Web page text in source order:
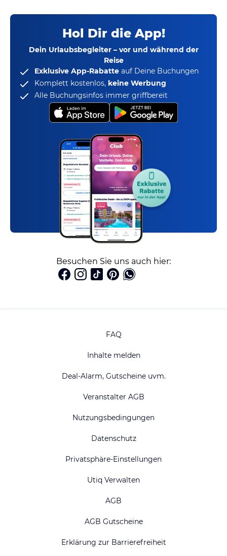
Hol Dir die App!
Dein Urlaubsbegleiter – vor und während der
Reise
Exklusive App-Rabatte auf Deine Buchungen
Komplett kostenlos, keine Werbung
Alle Buchungsinfos immer griffbereit
Besuchen Sie uns auch hier:
FAQ
Inhalte melden
Deal-Alarm, Gutscheine uvm.
Veranstalter AGB
Nutzungsbedingungen
Datenschutz
Privatsphäre-Einstellungen
Utiq Verwalten
AGB
AGB Gutscheine
Erklärung zur Barrierefreiheit